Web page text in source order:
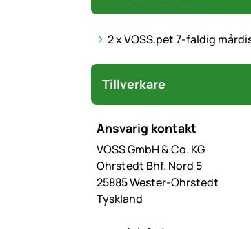
2 x VOSS.pet 7-faldig
Tillverkare
Ansvarig kontakt
VOSS GmbH & Co. KG
Ohrstedt Bhf. Nord 5
25885 Wester-Ohrstedt
Tyskland